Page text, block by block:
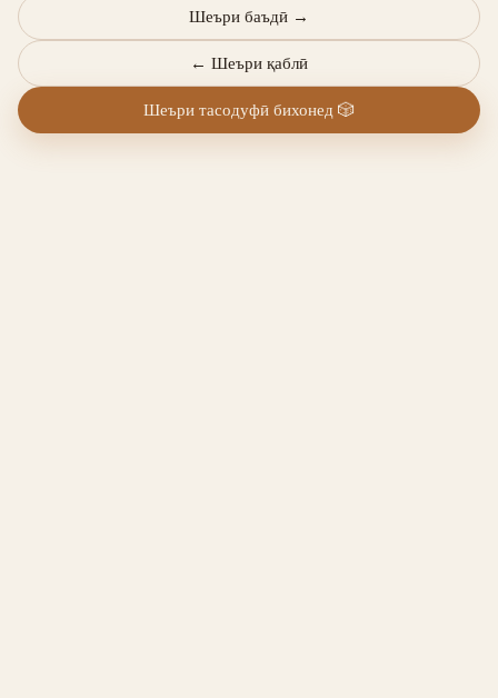
← Шеъри қаблӣ
Шеъри баъдӣ →
Шеъри тасодуфӣ бихонед 🎲